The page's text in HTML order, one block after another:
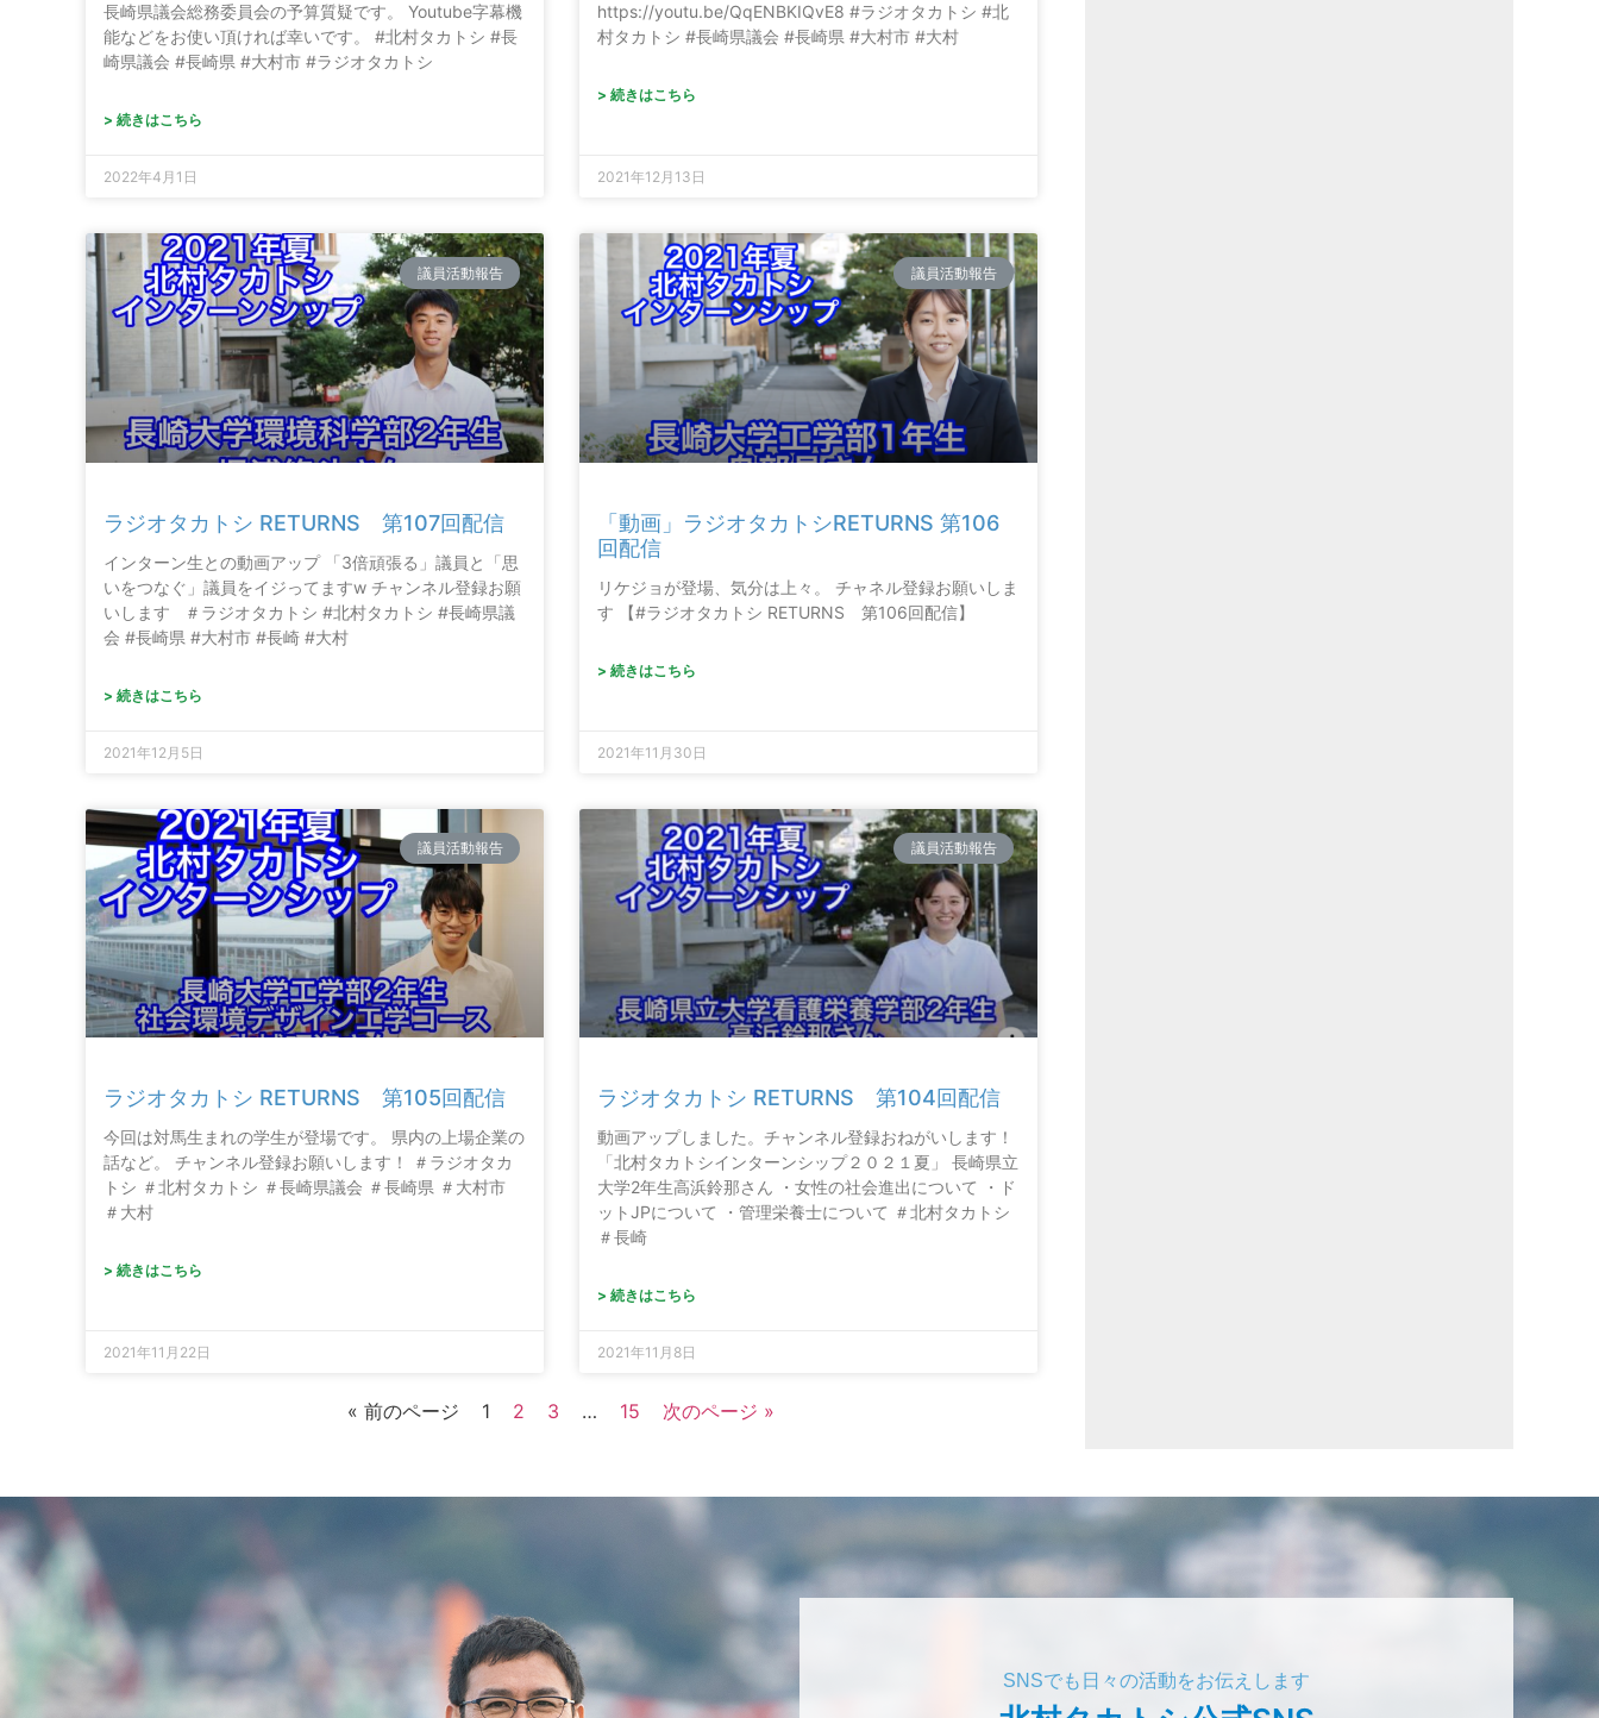
長崎県議会総務委員会の予算質疑です。 Youtube字幕機
能などをお使い頂ければ幸いです。 #北村タカトシ #長
崎県議会 #長崎県 #大村市 #ラジオタカトシ
> 続きはこちら
2022年4月1日
https://youtu.be/QqENBKIQvE8 #ラジオタカトシ #北
村タカトシ #長崎県議会 #長崎県 #大村市 #大村
> 続きはこちら
2021年12月13日
議員活動報告
ラジオタカトシ RETURNS 第107回配信
インターン生との動画アップ 「3倍頑張る」議員と「思
いをつなぐ」議員をイジってますw チャンネル登録お願
いします ＃ラジオタカトシ #北村タカトシ #長崎県議
会 #長崎県 #大村市 #長崎 #大村
> 続きはこちら
2021年12月5日
議員活動報告
「動画」ラジオタカトシRETURNS 第106
回配信
リケジョが登場、気分は上々。 チャネル登録お願いしま
す 【#ラジオタカトシ RETURNS 第106回配信】
> 続きはこちら
2021年11月30日
議員活動報告
ラジオタカトシ RETURNS 第105回配信
今回は対馬生まれの学生が登場です。 県内の上場企業の
話など。 チャンネル登録お願いします！ ＃ラジオタカ
トシ ＃北村タカトシ ＃長崎県議会 ＃長崎県 ＃大村市
＃大村
> 続きはこちら
2021年11月22日
議員活動報告
ラジオタカトシ RETURNS 第104回配信
動画アップしました。チャンネル登録おねがいします！
「北村タカトシインターンシップ２０２１夏」 長崎県立
大学2年生高浜鈴那さん ・女性の社会進出について ・ド
ットJPについて ・管理栄養士について ＃北村タカトシ
＃長崎
> 続きはこちら
2021年11月8日
« 前のページ 1 2 3 … 15 次のページ »
SNSでも日々の活動をお伝えします